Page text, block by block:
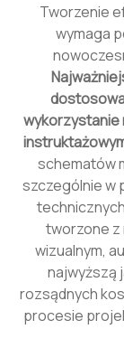
Tworzenie
wymaga
wykorzystanie
schematów
szczególnie w
tworzone z
wizualnym,
najwyższą
rozsądnych
procesie